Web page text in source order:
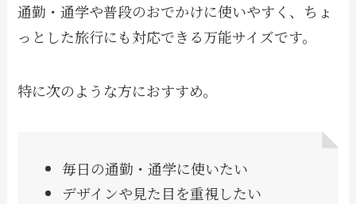
通勤・通学や普段のおでかけに使いやすく、ちょ
っとした旅行にも対応できる万能サイズです。
特に次のような方におすすめ。
毎日の通勤・通学に使いたい
デザインや見た目を重視したい